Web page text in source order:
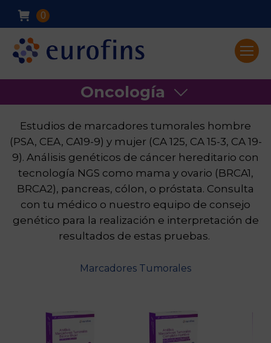
0
Oncología
Estudios de marcadores tumorales hombre
(PSA, CEA, CA19-9) y mujer (CA 125, CA 15-3, CA 19-
9). Análisis genéticos de cáncer hereditario con
tecnología NGS como mama y ovario (BRCA1,
BRCA2), pancreas, cólon, o próstata. Consulta
con tu médico o nuestro equipo de consejo
genético para la realización e interpretación de
resultados de estas pruebas.
Marcadores Tumorales